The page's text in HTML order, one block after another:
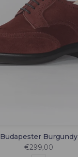
Budapester Burgundy
€299,00